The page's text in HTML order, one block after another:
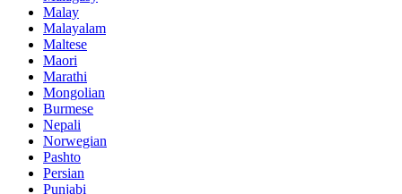
Malay
Malayalam
Maltese
Maori
Marathi
Mongolian
Burmese
Nepali
Norwegian
Pashto
Persian
Punjabi